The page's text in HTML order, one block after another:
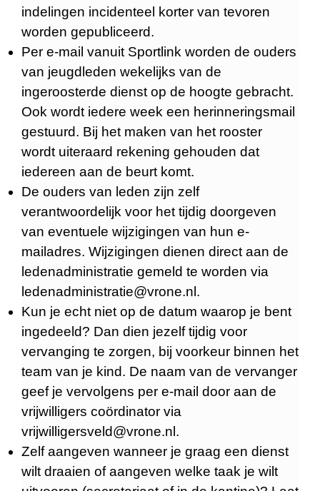
indelingen incidenteel korter van tevoren
worden gepubliceerd.
Per e-mail vanuit Sportlink worden de ouders
van jeugdleden wekelijks van de
ingeroosterde dienst op de hoogte gebracht.
Ook wordt iedere week een herinneringsmail
gestuurd. Bij het maken van het rooster
wordt uiteraard rekening gehouden dat
iedereen aan de beurt komt.
De ouders van leden zijn zelf
verantwoordelijk voor het tijdig doorgeven
van eventuele wijzigingen van hun e-
mailadres. Wijzigingen dienen direct aan de
ledenadministratie gemeld te worden via
ledenadministratie@vrone.nl.
Kun je echt niet op de datum waarop je bent
ingedeeld? Dan dien jezelf tijdig voor
vervanging te zorgen, bij voorkeur binnen het
team van je kind. De naam van de vervanger
geef je vervolgens per e-mail door aan de
vrijwilligers coördinator via
vrijwilligersveld@vrone.nl.
Zelf aangeven wanneer je graag een dienst
wilt draaien of aangeven welke taak je wilt